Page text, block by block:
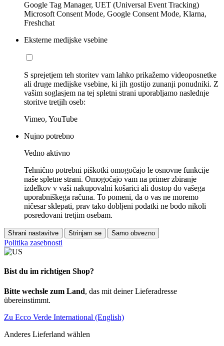
Google Tag Manager, UET (Universal Event Tracking)
Microsoft Consent Mode, Google Consent Mode, Klarna,
Freshchat
Eksterne medijske vsebine
S sprejetjem teh storitev vam lahko prikažemo videoposnetke
ali druge medijske vsebine, ki jih gostijo zunanji ponudniki. Z
vašim soglasjem na tej spletni strani uporabljamo naslednje
storitve tretjih oseb:
Vimeo, YouTube
Nujno potrebno
Vedno aktivno
Tehnično potrebni piškotki omogočajo le osnovne funkcije
naše spletne strani. Omogočajo vam na primer zbiranje
izdelkov v vaši nakupovalni košarici ali dostop do vašega
uporabniškega računa. To pomeni, da o vas ne moremo
ničesar sklepati, prav tako dobljeni podatki ne bodo nikoli
posredovani tretjim osebam.
Shrani nastavitve Strinjam se Samo obvezno
Politika zasebnosti
Bist du im richtigen Shop?
Bitte wechsle zum Land, das mit deiner Lieferadresse
übereinstimmt.
Zu Ecco Verde International (English)
Anderes Lieferland wählen